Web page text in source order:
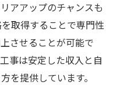
アアップのチャンスも
取得することで専門性
させることが可能で
事は安定した収入と自
を提供しています。